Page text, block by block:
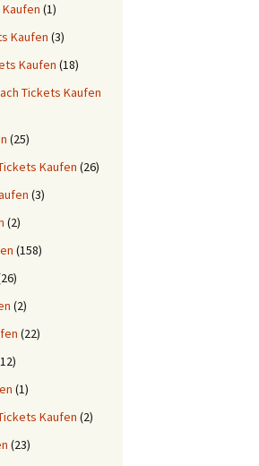
(1)
Kaufen (3)
Kaufen (18)
Tickets Kaufen
(25)
Kaufen (26)
(3)
(2)
(158)
(2)
(22)
(1)
Kaufen (2)
(23)